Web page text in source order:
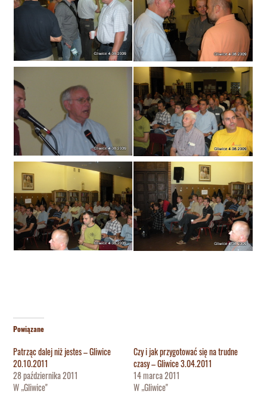
Powiązane
Patrząc dalej niż jestes – Gliwice
20.10.2011
28 października 2011
W „Gliwice"
Czy i jak przygotować się na trudne
czasy – Gliwice 3.04.2011
14 marca 2011
W „Gliwice"